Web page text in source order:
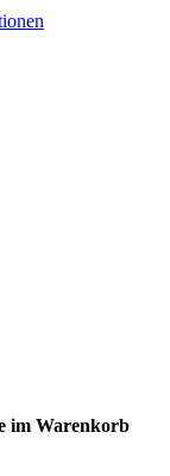
im Warenkorb